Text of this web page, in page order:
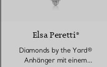
Elsa Peretti®
Diamonds by the Yard®
Anhänger mit einem